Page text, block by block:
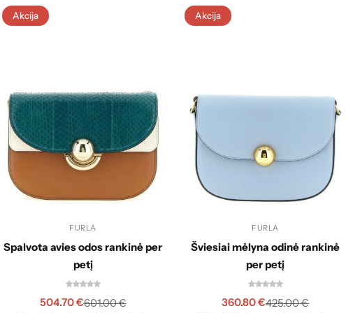
Akcija
FURLA
Spalvota avies odos rankinė per
petį
601.00€
504.70€
Akcija
FURLA
Šviesiai mėlyna odinė rankinė
per petį
425.00€
360.80€